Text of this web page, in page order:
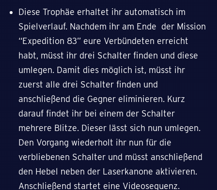
Diese Trophäe erhaltet ihr automatisch im
Spielverlauf. Nachdem ihr am Ende der Mission
“Expedition 83” eure Verbündeten erreicht
habt, müsst ihr drei Schalter finden und diese
umlegen. Damit dies möglich ist, müsst ihr
zuerst alle drei Schalter finden und
anschließend die Gegner eliminieren. Kurz
darauf findet ihr bei einem der Schalter
mehrere Blitze. Dieser lässt sich nun umlegen.
Den Vorgang wiederholt ihr nun für die
verbliebenen Schalter und müsst anschließend
den Hebel neben der Laserkanone aktivieren.
Anschließend startet eine Videosequenz.